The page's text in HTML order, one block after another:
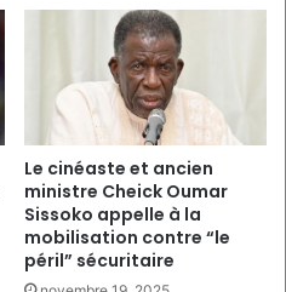
Le cinéaste et ancien
ministre Cheick Oumar
Sissoko appelle à la
mobilisation contre “le
péril” sécuritaire